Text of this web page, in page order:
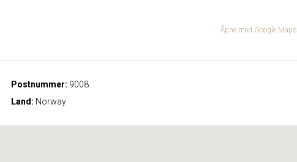
Åpne med Google Maps
Postnummer: 9008
Land: Norway